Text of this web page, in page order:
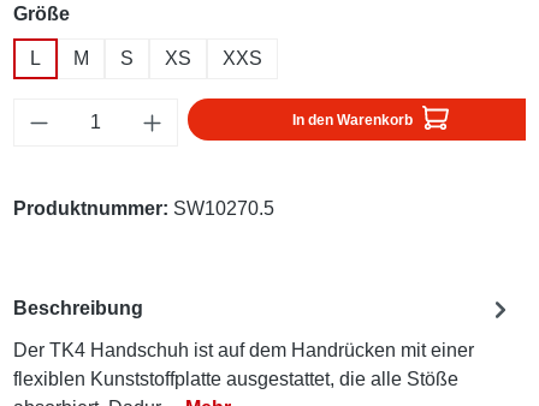
Größeauswählen
L M S XS XXS
Produkt Anzahl: Gib den gewünschten
In den Warenkorb
Produktnummer: SW10270.5
Beschreibung
Der TK4 Handschuh ist auf dem Handrücken mit einer
flexiblen Kunststoffplatte ausgestattet, die alle Stöße